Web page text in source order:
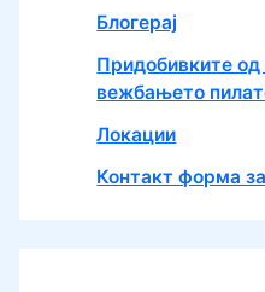
Блогерај
Придобивките од
вежбањето
Локации
Контакт форма